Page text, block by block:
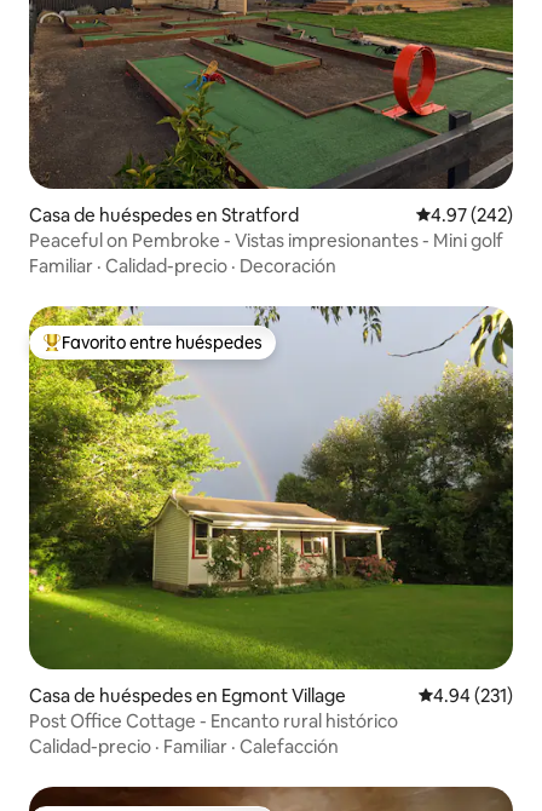
Casa de huéspedes en Stratford Calificación
4.97 (242)
Peaceful on Pembroke - Vistas impresionantes - Mini golf
Familiar · Calidad-precio · Decoración
Favorito entre huéspedes preferido
Favorito entre huéspedes
Casa de huéspedes en Egmont Village Calificación
4.94 (231)
Post Office Cottage - Encanto rural histórico
Calidad-precio · Familiar · Calefacción